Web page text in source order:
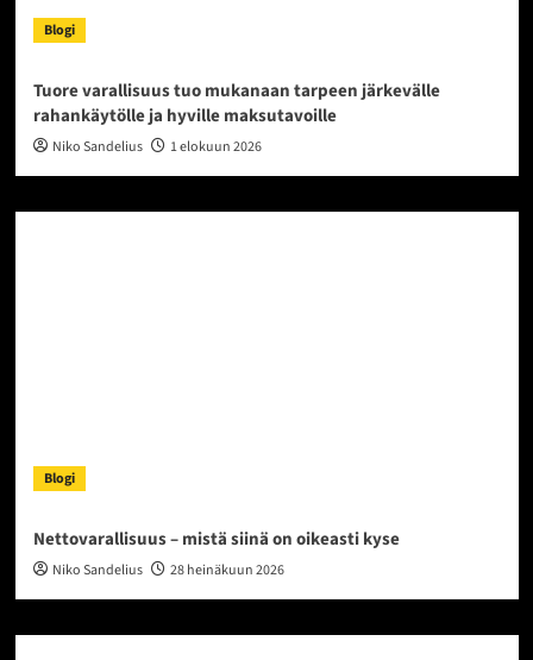
Blogi
Tuore varallisuus tuo mukanaan tarpeen järkevälle
rahankäytölle ja hyville maksutavoille
Niko Sandelius 1 elokuun 2026
Blogi
Nettovarallisuus – mistä siinä on oikeasti kyse
Niko Sandelius 28 heinäkuun 2026